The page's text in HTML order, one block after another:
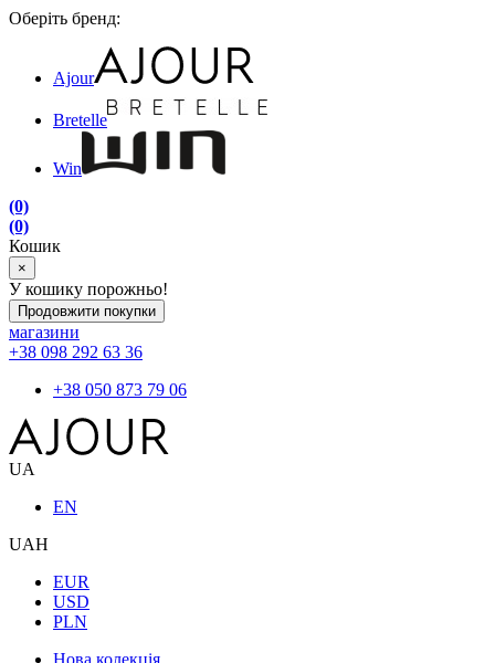
Оберіть бренд:
Ajour
Bretelle
Win
(0)
(0)
Кошик
×
У кошику порожньо!
Продовжити покупки
магазини
+38 098 292 63 36
+38 050 873 79 06
UA
EN
UAH
EUR
USD
PLN
Нова колекція